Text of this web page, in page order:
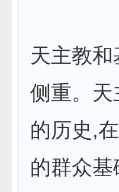
天主教
侧重。
的历史,
的群众